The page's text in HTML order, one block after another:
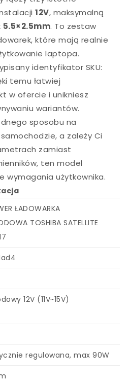
12V, maksymalną
5.5×2.5mm. To zestaw
które mają realnie
laptopa.
identyfikator SKU:
temu łatwiej
w ofercie i unikniesz
wariantów.
sposobu na
a zależy Ci
zamiast
ten model
wymagania użytkownika.
ŁADOWARKA
TOSHIBA SATELLITE
12V (11V~15V)
regulowana, max 90W